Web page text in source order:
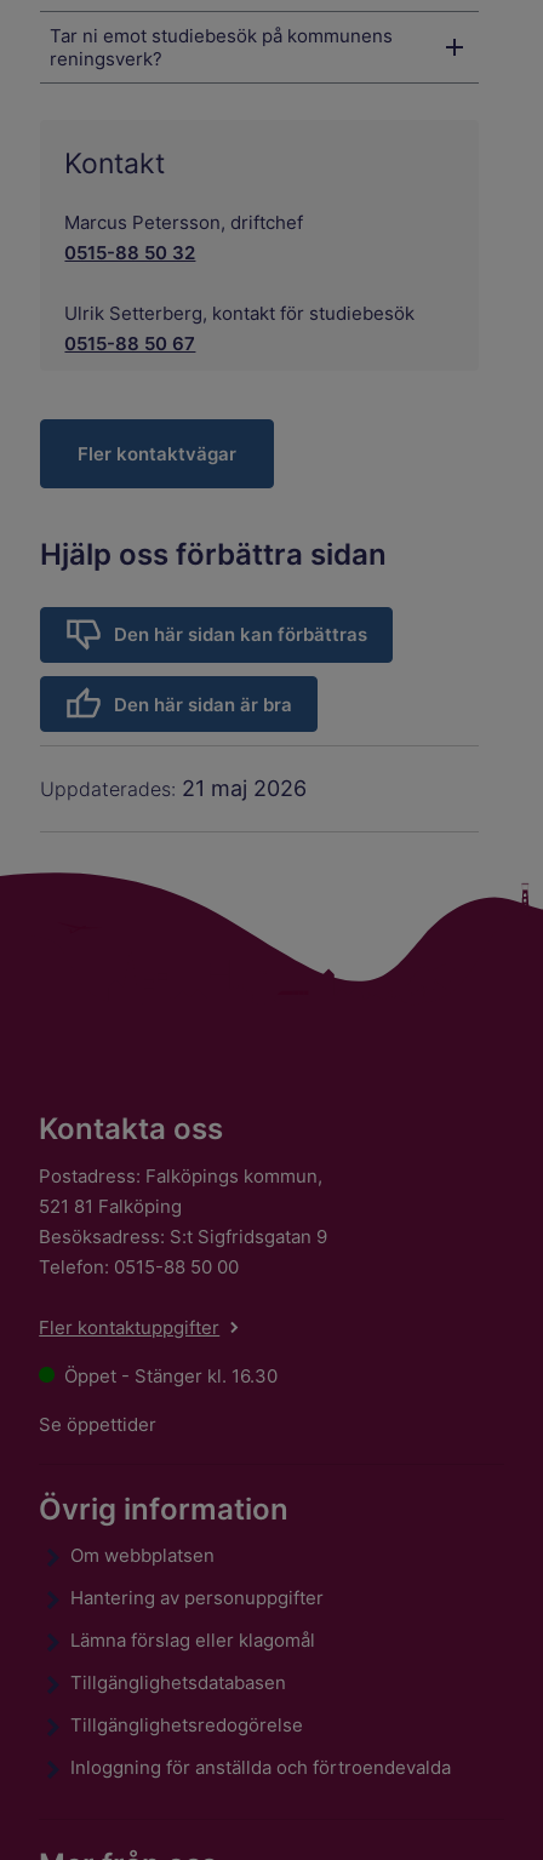
Tar ni emot studiebesök på kommunens
reningsverk?
Kontakt
Marcus Petersson, driftchef
0515-88 50 32
Ulrik Setterberg, kontakt för studiebesök
0515-88 50 67
Fler kontaktvägar
Hjälp oss förbättra sidan
Den här sidan kan förbättras
Den här sidan är bra
Uppdaterades: 21 maj 2026
Kontakta oss
Postadress: Falköpings kommun,
521 81 Falköping
Besöksadress: S:t Sigfridsgatan 9
Telefon: 0515-88 50 00
Fler kontaktuppgifter
Öppet - Stänger kl. 16.30
Se öppettider
Övrig information
Om webbplatsen
Hantering av personuppgifter
Lämna förslag eller klagomål
Tillgänglighetsdatabasen
Tillgänglighetsredogörelse
Inloggning för anställda och förtroendevalda